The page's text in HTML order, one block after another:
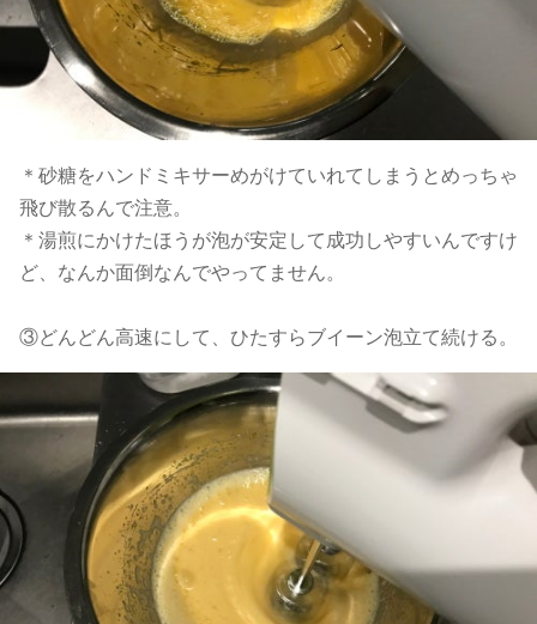
＊砂糖をハンドミキサーめがけていれてしまうとめっちゃ
飛び散るんで注意。
＊湯煎にかけたほうが泡が安定して成功しやすいんですけ
ど、なんか面倒なんでやってません。
③どんどん高速にして、ひたすらブイーン泡立て続ける。